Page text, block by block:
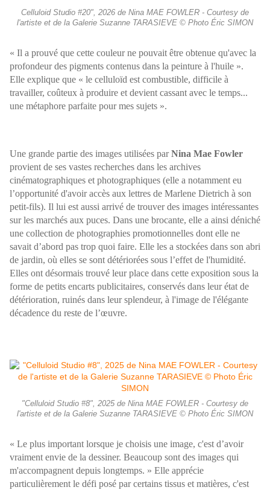
Celluloid Studio #20", 2026 de Nina MAE FOWLER - Courtesy de
l'artiste et de la Galerie Suzanne TARASIEVE © Photo Éric SIMON
« Il a prouvé que cette couleur ne pouvait être obtenue qu'avec la
profondeur des pigments contenus dans la peinture à l'huile ».
Elle explique que « le celluloïd est combustible, difficile à
travailler, coûteux à produire et devient cassant avec le temps...
une métaphore parfaite pour mes sujets ».
Une grande partie des images utilisées parNina Mae Fowler
provient de ses vastes recherches dans les archives
cinématographiques et photographiques (elle a notamment eu
l’opportunité d'avoir accès aux lettres de Marlene Dietrich à son
petit-fils). Il lui est aussi arrivé de trouver des images intéressantes
sur les marchés aux puces. Dans une brocante, elle a ainsi déniché
une collection de photographies promotionnelles dont elle ne
savait d’abord pas trop quoi faire. Elle les a stockées dans son abri
de jardin, où elles se sont détériorées sous l’effet de l'humidité.
Elles ont désormais trouvé leur place dans cette exposition sous la
forme de petits encarts publicitaires, conservés dans leur état de
détérioration, ruinés dans leur splendeur, à l'image de l'élégante
décadence du reste de l’œuvre.
"Celluloid Studio #8", 2025 de Nina MAE FOWLER - Courtesy de
l'artiste et de la Galerie Suzanne TARASIEVE © Photo Éric SIMON
« Le plus important lorsque je choisis une image, c'est d’avoir
vraiment envie de la dessiner. Beaucoup sont des images qui
m'accompagnent depuis longtemps. » Elle apprécie
particulièrement le défi posé par certains tissus et matières, c'est